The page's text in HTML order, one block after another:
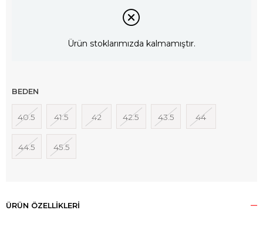
Ürün stoklarımızda kalmamıştır.
BEDEN
40.5 41.5 42 42.5 43.5 44
44.5 45.5
ÜRÜN ÖZELLIKLERI